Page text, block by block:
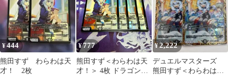
¥444
熊田すず わらわは天
才！ 2枚
¥777
熊田すず＜わらわは天
才！＞ 4枚 ドラゴン娘
¥2,222
デュエルマスターズ
熊田すず＜わらわは天